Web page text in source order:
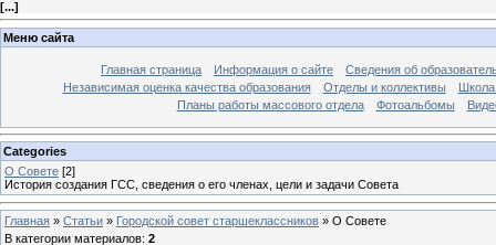
[...]
Меню сайта
Главная страница Информация о сайте
Сведения об
Независимая оценка качества образования
Отделы и коллективы
Школа
Планы работы массового отдела
Фотоальбомы
Categories
О Совете [2]
История создания ГСС, сведения о его членах, цели и задачи Совета
Главная » Статьи » Городской совет старшеклассников » О Совете
В категории материалов: 2